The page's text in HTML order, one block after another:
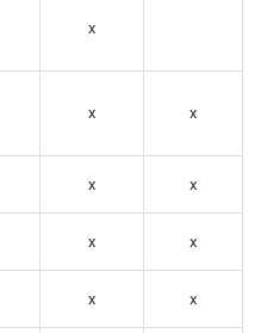
x
x x
x x
x x
x x